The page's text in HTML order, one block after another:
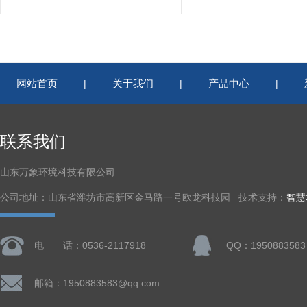
网站首页 | 关于我们 | 产品中心 |
联系我们
山东万象环境科技有限公司
公司地址：山东省潍坊市高新区金马路一号欧龙科技园 技术支持： 智
电 话：0536-2117918 QQ：1950883583
邮箱：1950883583@qq.com